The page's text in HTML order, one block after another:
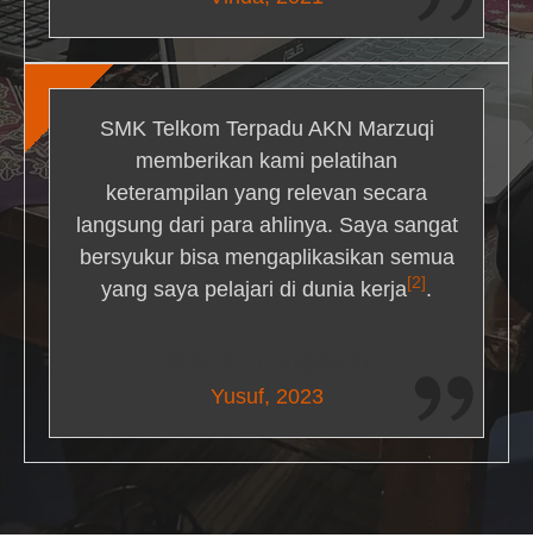
SMK Telkom Terpadu AKN Marzuqi
memberikan kami pelatihan
keterampilan yang relevan secara
langsung dari para ahlinya. Saya sangat
bersyukur bisa mengaplikasikan semua
yang saya pelajari di dunia kerja[2] .
Yusuf, 2023